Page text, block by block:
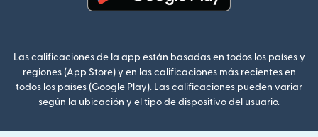
Las calificaciones de la app están basadas en todos los países y
regiones (App Store) y en las calificaciones más recientes en
todos los países (Google Play). Las calificaciones pueden variar
según la ubicación y el tipo de dispositivo del usuario.